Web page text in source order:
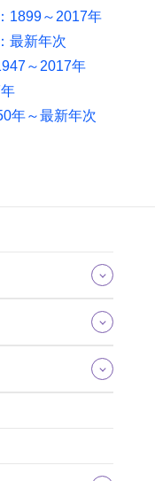
1899～2017年
最新年次
～2017年
年～最新年次